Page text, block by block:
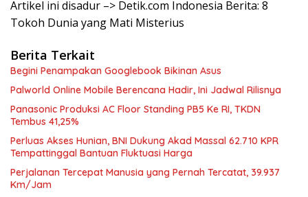
Artikel ini disadur –> Detik.com Indonesia Berita: 8
Tokoh Dunia yang Mati Misterius
Berita Terkait
Begini Penampakan Googlebook Bikinan Asus
Palworld Online Mobile Berencana Hadir, Ini Jadwal Rilisnya
Panasonic Produksi AC Floor Standing PB5 Ke RI, TKDN
Tembus 41,25%
Perluas Akses Hunian, BNI Dukung Akad Massal 62.710 KPR
Tempattinggal Bantuan Fluktuasi Harga
Perjalanan Tercepat Manusia yang Pernah Tercatat, 39.937
Km/Jam